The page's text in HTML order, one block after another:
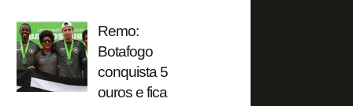
Remo:
Botafogo
conquista 5
ouros e fica